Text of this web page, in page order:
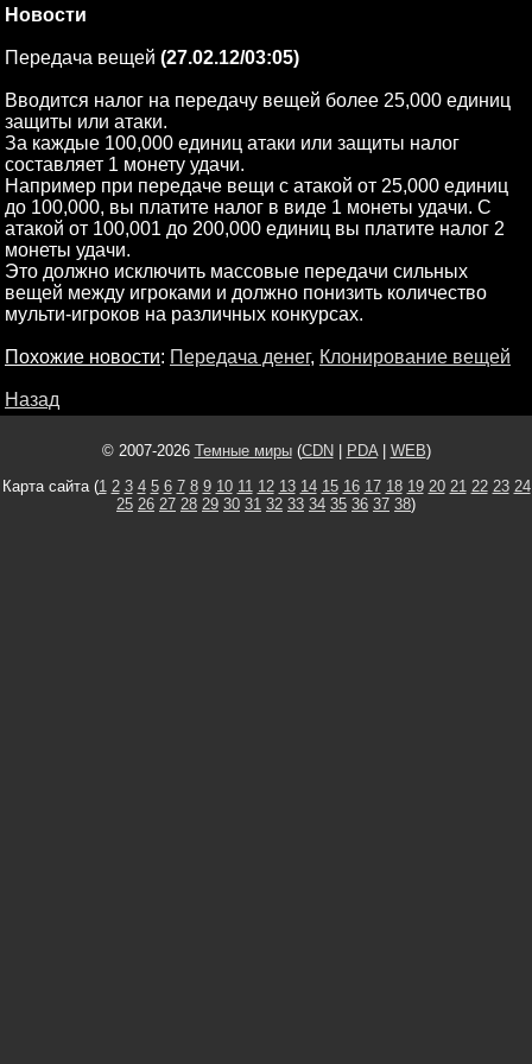
Новости
Передача вещей (27.02.12/03:05)
Вводится налог на передачу вещей более 25,000 единиц
защиты или атаки.
За каждые 100,000 единиц атаки или защиты налог
составляет 1 монету удачи.
Например при передаче вещи с атакой от 25,000 единиц
до 100,000, вы платите налог в виде 1 монеты удачи. С
атакой от 100,001 до 200,000 единиц вы платите налог 2
монеты удачи.
Это должно исключить массовые передачи сильных
вещей между игроками и должно понизить количество
мульти-игроков на различных конкурсах.
Похожие новости: Передача денег, Клонирование вещей
Назад
© 2007-2026 Темные миры(CDN PDA| WEB)
Карта сайта (1 2 3 4 5 6 7 8 9 10 11 12 13 14 15 16 17 18 19 20 21 22 23 24
25 26 27 28 29 30 31 32 33 34 35 36 37 38)